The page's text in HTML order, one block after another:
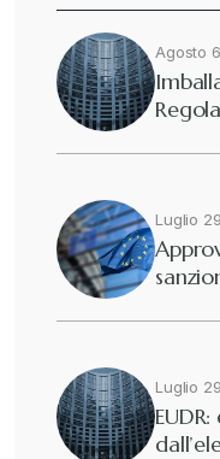
Agosto
Luglio
Luglio